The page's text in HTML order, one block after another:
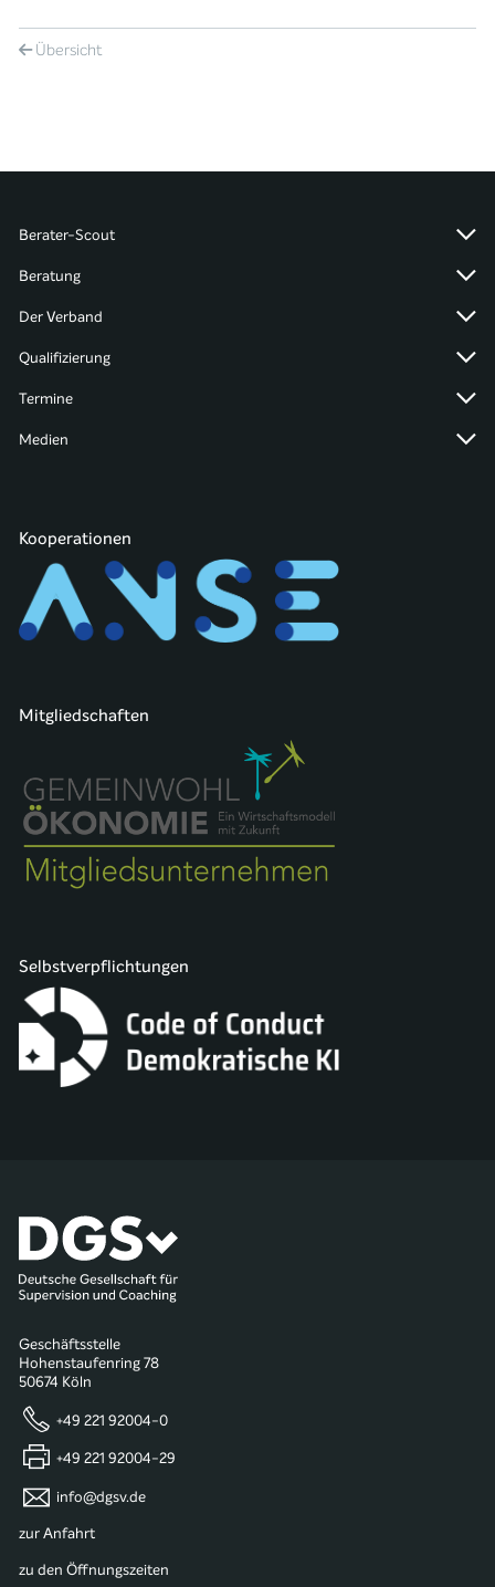
Übersicht
Berater-Scout
Beratung
Der Verband
Qualifizierung
Termine
Medien
Kooperationen
Mitgliedschaften
Selbstverpflichtungen
Geschäftsstelle
Hohenstaufenring 78
50674 Köln
+49 221 92004-0
+49 221 92004-29
info@dgsv.de
zur Anfahrt
zu den Öffnungszeiten